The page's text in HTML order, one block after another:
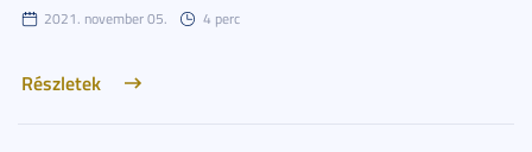
2021. november 05. 4 perc
Részletek